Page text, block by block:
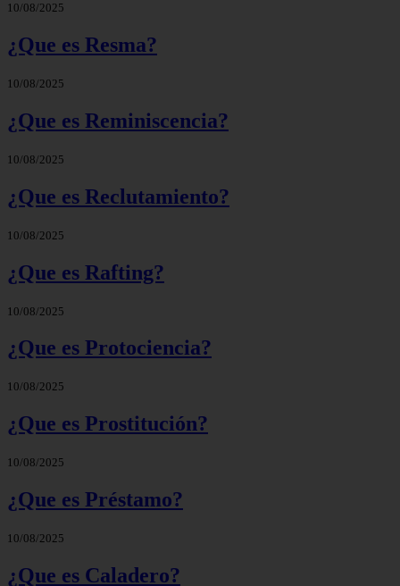
10/08/2025
¿Que es Resma?
10/08/2025
¿Que es Reminiscencia?
10/08/2025
¿Que es Reclutamiento?
10/08/2025
¿Que es Rafting?
10/08/2025
¿Que es Protociencia?
10/08/2025
¿Que es Prostitución?
10/08/2025
¿Que es Préstamo?
10/08/2025
¿Que es Caladero?